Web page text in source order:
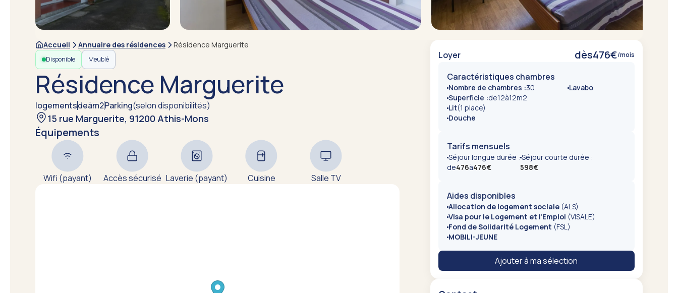
Accueil Annuaire des résidences Résidence Marguerite
Disponible Meublé
Résidence Marguerite
logementsdeàm2Parking(selon disponibilités)
15 rue Marguerite, 91200 Athis-Mons
Équipements
Wifi (payant) Accès sécurisé Laverie (payant) Cuisine Salle TV
Loyer dès476€/mois
Caractéristiques chambres
Nombre de chambres :30
Superficie :de12à12m2
Lit(1 place)
Douche
Lavabo
Tarifs mensuels
Séjour longue durée :
de476à476€
Séjour courte durée :
598€
Aides disponibles
Allocation de logement sociale(ALS)
Visa pour le Logement et l’Emploi (VISALE)
Fond de Solidarité Logement (FSL)
MOBILI-JEUNE
Ajouter à ma sélection